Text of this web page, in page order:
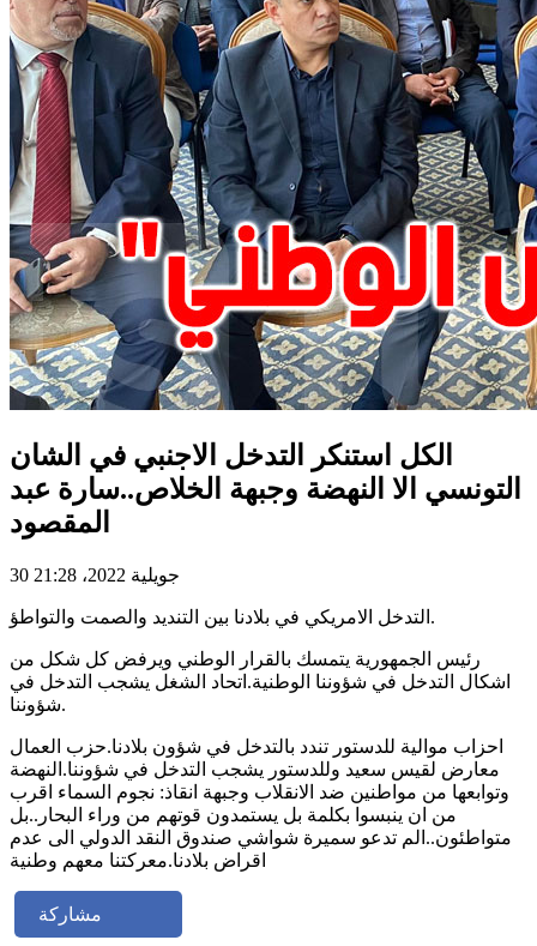
الكل استنكر التدخل الاجنبي في الشان
التونسي الا النهضة وجبهة الخلاص..سارة عبد
المقصود
30 جويلية 2022، 21:28
التدخل الامريكي في بلادنا بين التنديد والصمت والتواطؤ.
رئيس الجمهورية يتمسك بالقرار الوطني ويرفض كل شكل من
اشكال التدخل في شؤوننا الوطنية.اتحاد الشغل يشجب التدخل في
شؤوننا.
احزاب موالية للدستور تندد بالتدخل في شؤون بلادنا.حزب العمال
معارض لقيس سعيد وللدستور يشجب التدخل في شؤوننا.النهضة
وتوابعها من مواطنين ضد الانقلاب وجبهة انقاذ: نجوم السماء اقرب
من ان ينبسوا بكلمة بل يستمدون قوتهم من وراء البحار..بل
متواطئون..الم تدعو سميرة شواشي صندوق النقد الدولي الى عدم
اقراض بلادنا.معركتنا معهم وطنية
مشاركة